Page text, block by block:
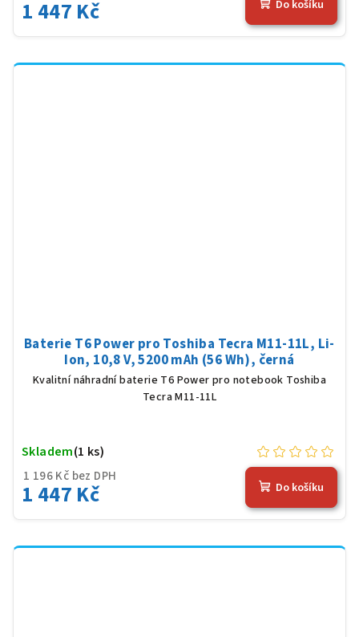
1 447 Kč Do košíku
Baterie T6 Power pro Toshiba Tecra M11-11L, Li-
Ion, 10,8 V, 5200 mAh (56 Wh), černá
Kvalitní náhradní baterie T6 Power pro notebook Toshiba
Tecra M11-11L
1 196 Kč bez DPH
1 447 Kč
Skladem(1 ks)
Do košíku